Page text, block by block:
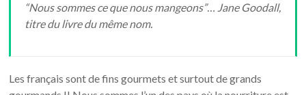
“Nous sommes ce que nous mangeons”… Jane Goodall,
titre du livre du même nom.
Les français sont de fins gourmets et surtout de grands